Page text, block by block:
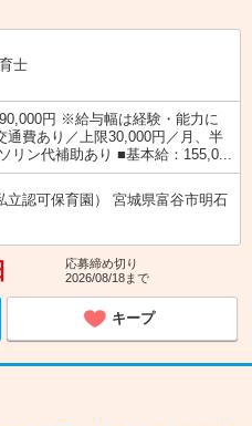
士
円 ※給与幅は経験・能力に
通費あり／上限30,000円／月、半
リン代補助あり ■基本給：155,0...
立認可保育園） 宮城県富谷市明石
応募締め切り
2026/08/18まで
キープ